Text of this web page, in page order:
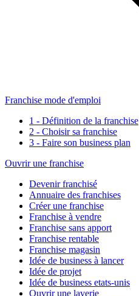
Franchise mode d'emploi
1 - Définition de la franchise
2 - Choisir sa franchise
3 - Faire son business plan
Ouvrir une franchise
Devenir franchisé
Annuaire des franchises
Créer une franchise
Franchise à vendre
Franchise sans apport
Franchise rentable
Franchise magasin
Idée de business à lancer
Idée de projet
Idée de business etats-unis
Ouvrir une laverie